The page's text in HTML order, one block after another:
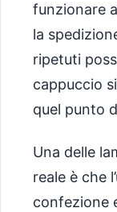
funzionare
la
ripetuti
cappuccio
quel punto
Una delle
reale è che
confezione